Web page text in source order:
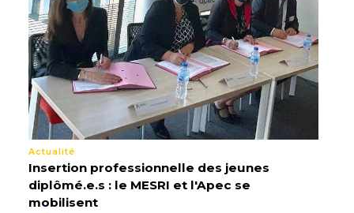
Actualité
Insertion professionnelle des jeunes
diplômé.e.s : le MESRI et l'Apec se
mobilisent